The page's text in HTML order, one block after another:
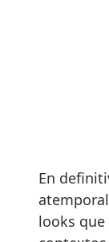
En
looks